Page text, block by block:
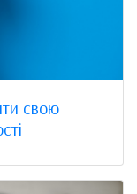
свою